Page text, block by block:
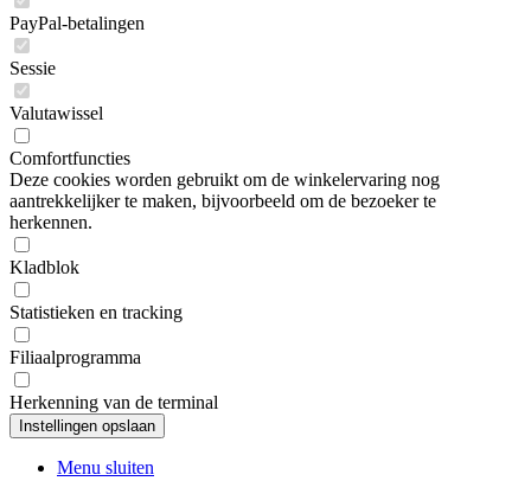
PayPal-betalingen
Sessie
Valutawissel
Comfortfuncties
Deze cookies worden gebruikt om de winkelervaring nog
aantrekkelijker te maken, bijvoorbeeld om de bezoeker te
herkennen.
Kladblok
Statistieken en tracking
Filiaalprogramma
Herkenning van de terminal
Menu sluiten